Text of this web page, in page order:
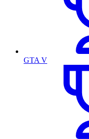
GTA V